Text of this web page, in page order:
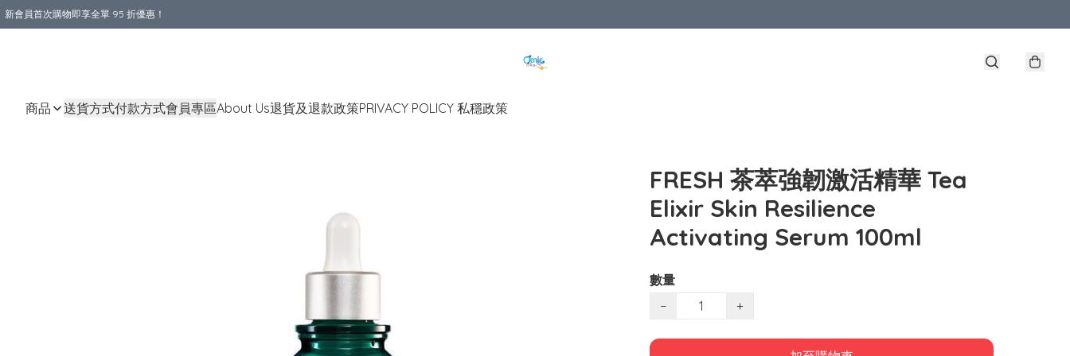
新會員首次購物即享全單 95 折優惠！
商品 送貨方式付款方式會員專區About Us退貨及退款政策PRIVACY POLICY 私穩政策
FRESH 茶萃強韌激活精華 Tea
Elixir Skin Resilience
Activating Serum 100ml
數量
−
+